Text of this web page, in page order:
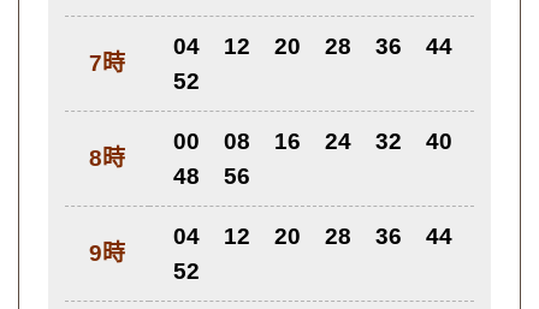
7時
04 12 20 28 36
44
52
8時
00 08 16 24 32
40
48
56
9時
04 12 20 28 36
44
52